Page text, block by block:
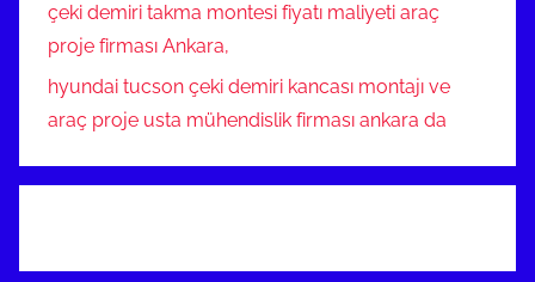
çeki demiri takma montesi fiyatı maliyeti araç
proje firması Ankara,
hyundai tucson çeki demiri kancası montajı ve
araç proje usta mühendislik firması ankara da